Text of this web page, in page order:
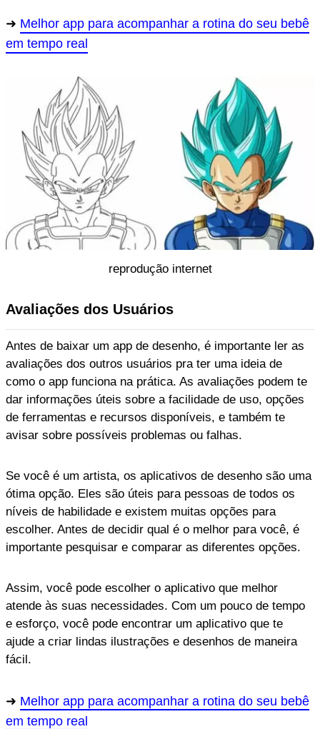
Melhor app para acompanhar a rotina do seu bebê
em tempo real
reprodução internet
Avaliações dos Usuários
Antes de baixar um app de desenho, é importante ler as
avaliações dos outros usuários pra ter uma ideia de
como o app funciona na prática. As avaliações podem te
dar informações úteis sobre a facilidade de uso, opções
de ferramentas e recursos disponíveis, e também te
avisar sobre possíveis problemas ou falhas.
Se você é um artista, os aplicativos de desenho são uma
ótima opção. Eles são úteis para pessoas de todos os
níveis de habilidade e existem muitas opções para
escolher. Antes de decidir qual é o melhor para você, é
importante pesquisar e comparar as diferentes opções.
Assim, você pode escolher o aplicativo que melhor
atende às suas necessidades. Com um pouco de tempo
e esforço, você pode encontrar um aplicativo que te
ajude a criar lindas ilustrações e desenhos de maneira
fácil.
Melhor app para acompanhar a rotina do seu bebê
em tempo real